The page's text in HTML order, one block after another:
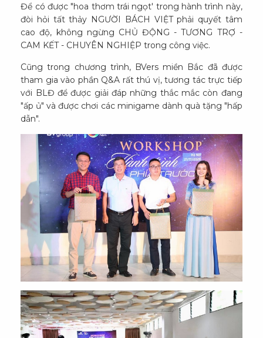
Để có được "hoa thơm trái ngọt' trong hành trình này,
đòi hỏi tất thảy NGƯỜI BÁCH VIỆT phải quyết tâm
cao độ, không ngừng CHỦ ĐỘNG - TƯƠNG TRỢ -
CAM KẾT - CHUYÊN NGHIỆP trong công việc.
Cũng trong chương trình, BVers miền Bắc đã được
tham gia vào phần Q&A rất thú vị, tương tác trực tiếp
với BLĐ để được giải đáp những thắc mắc còn đang
"ấp ủ" và được chơi các minigame dành quà tặng "hấp
dẫn".